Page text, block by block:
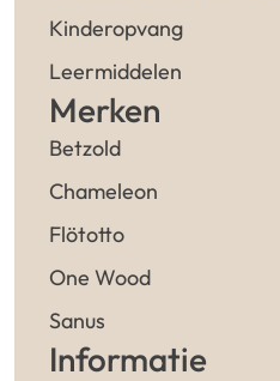
Kinderopvang
Leermiddelen
Merken
Betzold
Chameleon
Flötotto
One Wood
Sanus
Informatie